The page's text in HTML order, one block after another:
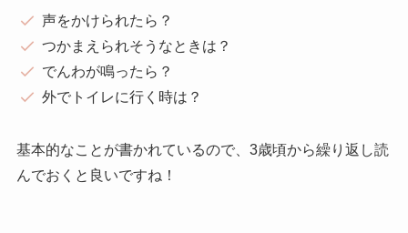
声をかけられたら？
つかまえられそうなときは？
でんわが鳴ったら？
外でトイレに行く時は？
基本的なことが書かれているので、3歳頃から繰り返し読
んでおくと良いですね！